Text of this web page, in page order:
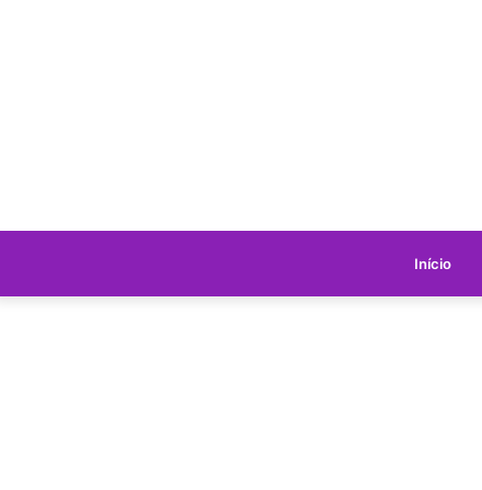
Início